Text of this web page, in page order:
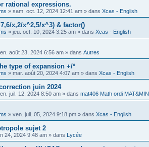
rational expressions.
» sam. oct. 12, 2024 12:41 am » dans Xcas - English
x,2/x^2,5/x^3) & factor()
» jeu. oct. 10, 2024 3:25 am » dans Xcas - English
août 23, 2024 6:56 am » dans Autres
type of expansion +/*
» mar. août 20, 2024 4:07 am » dans Xcas - English
juin 2024
juil. 12, 2024 8:50 am » dans mat406 Math ordi MAT&MIN
» ven. juil. 05, 2024 9:18 pm » dans Xcas - English
sujet 2
24, 2024 9:48 am » dans Lycée